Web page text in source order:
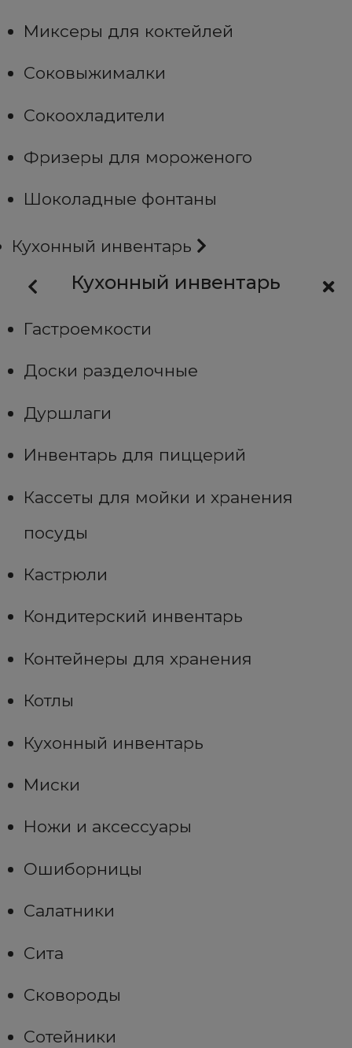
Миксеры для коктейлей
Соковыжималки
Сокоохладители
Фризеры для мороженого
Шоколадные фонтаны
Кухонный инвентарь
Кухонный инвентарь
Гастроемкости
Доски разделочные
Дуршлаги
Инвентарь для пиццерий
Кассеты для мойки и хранения
посуды
Кастрюли
Кондитерский инвентарь
Контейнеры для хранения
Котлы
Кухонный инвентарь
Миски
Ножи и аксессуары
Ошиборницы
Салатники
Сита
Сковороды
Сотейники